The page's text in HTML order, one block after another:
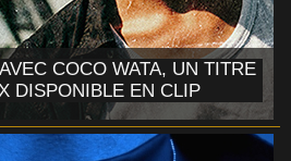
COCO WATA, UN TITRE
DISPONIBLE EN CLIP